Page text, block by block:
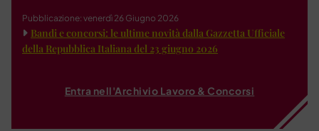
Pubblicazione: venerdì 26 Giugno 2026
Bandi e concorsi: le ultime novità dalla Gazzetta Ufficiale
della Repubblica Italiana del 23 giugno 2026
Entra nell'Archivio Lavoro & Concorsi